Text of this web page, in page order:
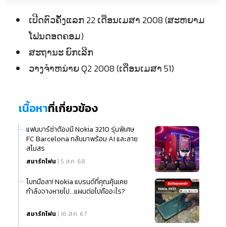
ເປີດຕົວຄັ້ງແລກ 22 ເດືອນເມສາ 2008 (ສະຫຍາມ
ໂຟນດອດຄອມ)
ສະຖານະ ຍົກເລີກ
ວາງຈຳຫນ່າຍ Q2 2008 (ເດືອນເມສາ 51)
เนื้อหาที่เกี่ยวข้อง
แฟนบาร์ซ่าต้องมี Nokia 3210 รุ่นพิเศษ
FC Barcelona กลับมาพร้อม AI และลาย
สโมสร
สมาร์ทโฟน | 5 ส.ค. 68
โบกมือลา! Nokia แบรนด์ที่คุณคุ้นเคย
กำลังจางหายไป...แผนต่อไปคืออะไร?
สมาร์ทโฟน | 16 ส.ค. 67